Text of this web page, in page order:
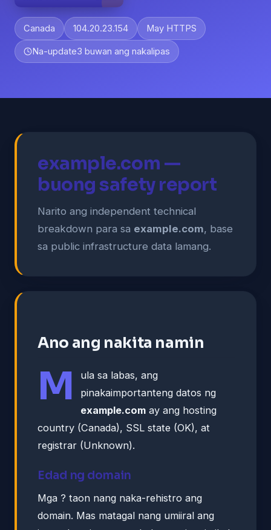
Canada 104.20.23.154 May HTTPS
Na-update3 buwan ang nakalipas
example.com —
buong safety report
Narito ang independent technical
breakdown para sa example.com, base
sa public infrastructure data lamang.
Ano ang nakita namin
M
ula sa labas, ang
pinakaimportanteng datos ng
example.com ay ang hosting
country (Canada), SSL state (OK), at
registrar (Unknown).
Edad ng domain
Mga ? taon nang naka-rehistro ang
domain. Mas matagal nang umiiral ang